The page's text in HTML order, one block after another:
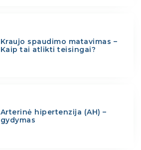
Kraujo spaudimo matavimas –
Kaip tai atlikti teisingai?
Arterinė hipertenzija (AH) –
gydymas